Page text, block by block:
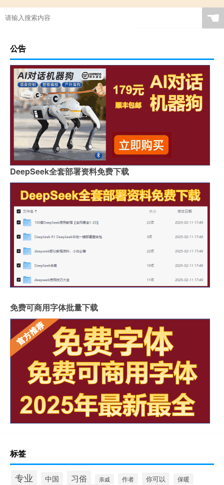
☚
公告
DeepSeek全套部署资料免费下载
免费可商用字体批量下载
标签
专业 中国 习俗 亲戚 作者 你可以 保暖